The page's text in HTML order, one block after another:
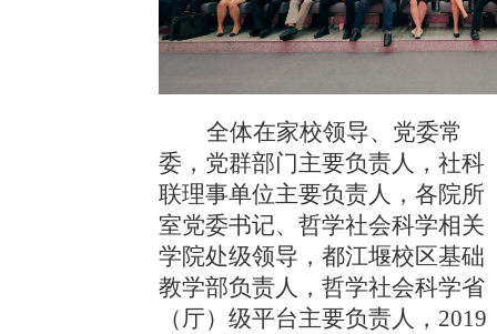
全体在家校领导、党委常
委，党群部门主要负责人，社科
联理事单位主要负责人，各院所
室党委书记、哲学社会科学相关
学院处级领导，都江堰校区基础
教学部负责人，哲学社会科学省
（厅）级平台主要负责人， 2019